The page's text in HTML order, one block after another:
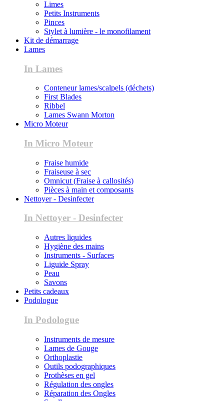
Limes
Petits Instruments
Pinces
Stylet à lumière - le monofilament
Kit de démarrage
Lames
In Lames
Conteneur lames/scalpels (déchets)
First Blades
Ribbel
Lames Swann Morton
Micro Moteur
In Micro Moteur
Fraise humide
Fraiseuse à sec
Omnicut (Fraise à callosités)
Pièces à main et composants
Nettoyer - Desinfecter
In Nettoyer - Desinfecter
Autres liquides
Hygiène des mains
Instruments - Surfaces
Liguide Spray
Peau
Savons
Petits cadeaux
Podologue
In Podologue
Instruments de mesure
Lames de Gouge
Orthoplastie
Outils podographiques
Prothèses en gel
Régulation des ongles
Réparation des Ongles